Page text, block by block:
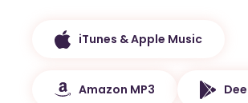
iTunes & Apple Music
Amazon MP3